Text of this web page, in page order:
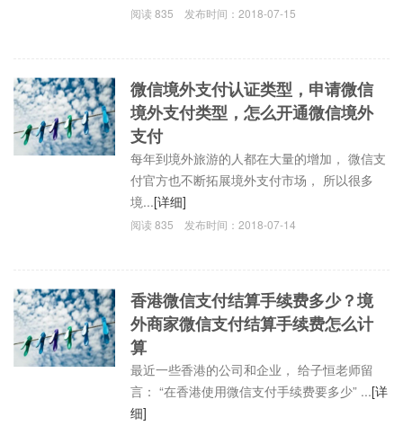
阅读835 发布时间：2018-07-15
微信境外支付认证类型，申请微信
境外支付类型，怎么开通微信境外
支付
每年到境外旅游的人都在大量的增加， 微信支
付官方也不断拓展境外支付市场， 所以很多
境...[详细]
阅读835 发布时间：2018-07-14
香港微信支付结算手续费多少？境
外商家微信支付结算手续费怎么计
算
最近一些香港的公司和企业， 给子恒老师留
言： “在香港使用微信支付手续费要多少” ...[详
细]